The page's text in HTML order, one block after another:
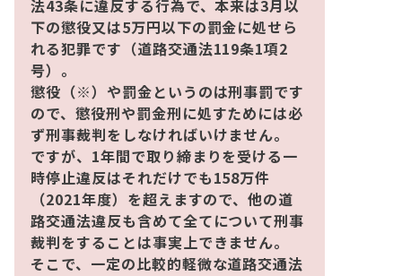
法43条に違反する行為で、本来は3月以
下の懲役又は5万円以下の罰金に処せら
れる犯罪です（道路交通法119条1項2
号）。
懲役（※）や罰金というのは刑事罰です
ので、懲役刑や罰金刑に処すためには必
ず刑事裁判をしなければいけません。
ですが、1年間で取り締まりを受ける一
時停止違反はそれだけでも158万件
（2021年度）を超えますので、他の道
路交通法違反も含めて全てについて刑事
裁判をすることは事実上できません。
そこで、一定の比較的軽微な道路交通法